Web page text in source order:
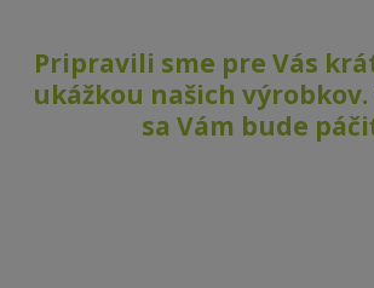
Pripravili sme pre Vás
ukážkou našich výrobkov.
sa Vám bude